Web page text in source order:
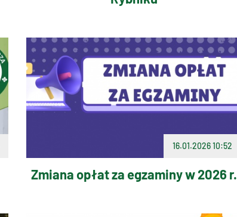
16.01.2026 10:52
Zmiana opłat za egzaminy w 2026 r.